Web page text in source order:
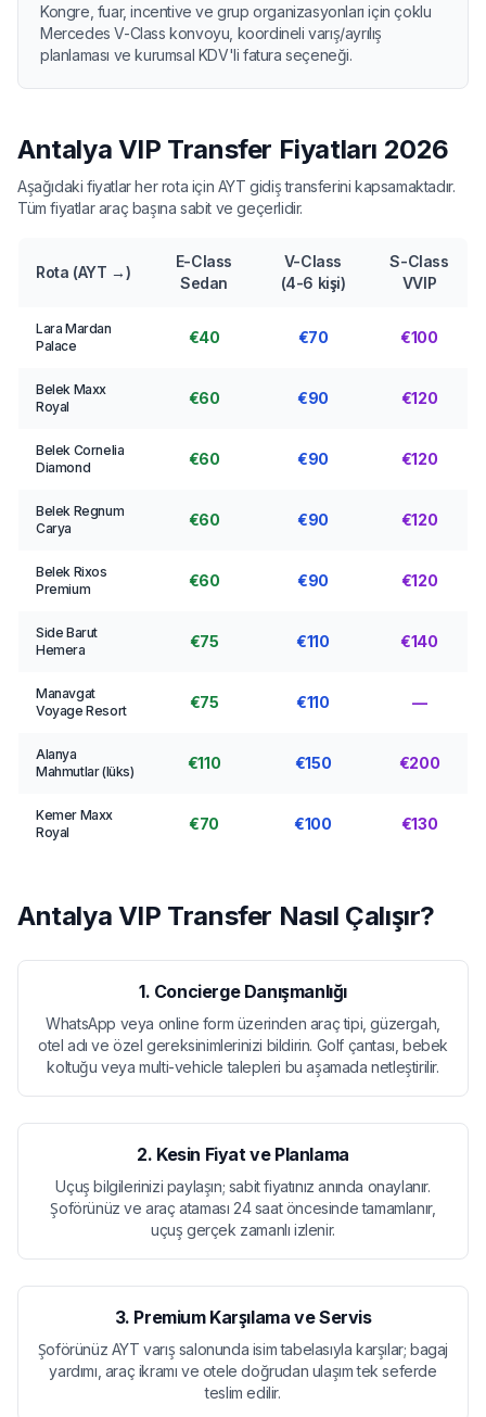
Kongre, fuar, incentive ve grup organizasyonları için çoklu
Mercedes V-Class konvoyu, koordineli varış/ayrılış
planlaması ve kurumsal KDV'li fatura seçeneği.
Antalya VIP Transfer Fiyatları 2026
Aşağıdaki fiyatlar her rota için AYT gidiş transferini kapsamaktadır.
Tüm fiyatlar araç başına sabit ve geçerlidir.
Rota (AYT →)
E-Class
Sedan
V-Class
(4-6 kişi)
S-Class
VVIP
Lara Mardan
Palace
€40 €70 €100
Belek Maxx
Royal
€60 €90 €120
Belek Cornelia
Diamond
€60 €90 €120
Belek Regnum
Carya
€60 €90 €120
Belek Rixos
Premium
€60 €90 €120
Side Barut
Hemera
€75 €110 €140
Manavgat
Voyage Resort
€75 €110 —
Alanya
Mahmutlar (lüks)
€110 €150 €200
Kemer Maxx
Royal
€70 €100 €130
Antalya VIP Transfer Nasıl Çalışır?
1. Concierge Danışmanlığı
WhatsApp veya online form üzerinden araç tipi, güzergah,
otel adı ve özel gereksinimlerinizi bildirin. Golf çantası, bebek
koltuğu veya multi-vehicle talepleri bu aşamada netleştirilir.
2. Kesin Fiyat ve Planlama
Uçuş bilgilerinizi paylaşın; sabit fiyatınız anında onaylanır.
Şoförünüz ve araç ataması 24 saat öncesinde tamamlanır,
uçuş gerçek zamanlı izlenir.
3. Premium Karşılama ve Servis
Şoförünüz AYT varış salonunda isim tabelasıyla karşılar; bagaj
yardımı, araç ikramı ve otele doğrudan ulaşım tek seferde
teslim edilir.